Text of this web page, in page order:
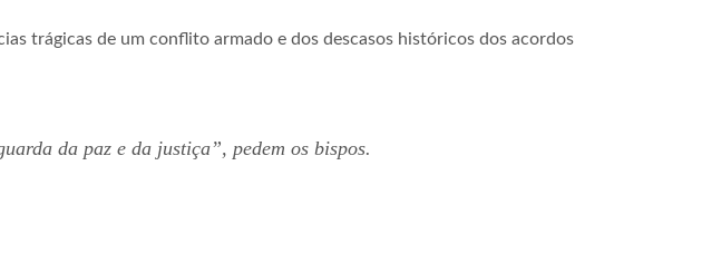
trágicas de um conflito armado e dos descasos históricos dos acordos
da paz e da justiça”, pedem os bispos.